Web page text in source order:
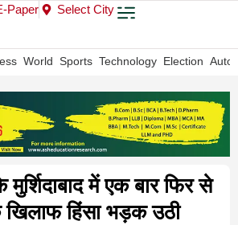
Paper Select City
World Sports Technology Election Auto
में एक बार फिर से
हिंसा भड़क उठी